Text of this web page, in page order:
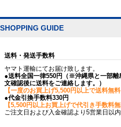
SHOPPING GUIDE
送料・発送手数料
ヤマト運輸にてお届け致します。
●送料全国一律550円（※沖縄県と一部
文確認後に送料をご連絡します。）
【一度のお買上げ5,500円以上で送料無料
●代金引換手数料330円
【5,500円以上お買上げで代引き手数料無
ご注文日および入金確認より5営業日以